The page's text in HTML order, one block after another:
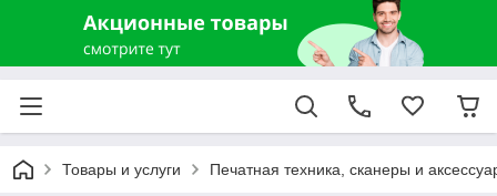
Товары и услуги Печатная техника, сканеры и